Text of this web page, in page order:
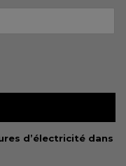
d’électricité dans